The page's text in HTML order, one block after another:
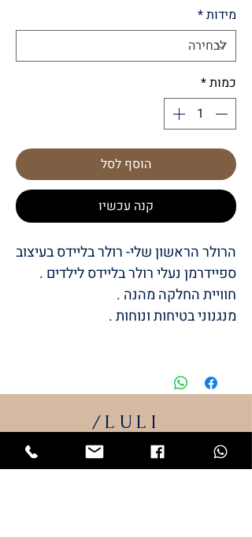
מידות*
כמות*
הוסף לסל
קנה עכשיו
הרולר הראשון שלי- רולר בליידס בעיצוב
ספיידרמן נעלי רולר בליידס לילדים .
חוויית החלקה מהנה .
מנגנוני בטיחות ונוחות .
/LULI
BABYS
STYLE
המותג שליLULIהתחיל מתייקי החתלה והמשיך